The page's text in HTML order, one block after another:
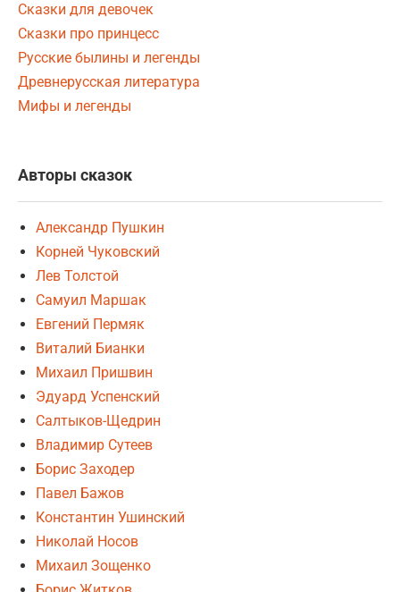
Сказки для девочек
Сказки про принцесс
Русские былины и легенды
Древнерусская литература
Мифы и легенды
Авторы сказок
Александр Пушкин
Корней Чуковский
Лев Толстой
Самуил Маршак
Евгений Пермяк
Виталий Бианки
Михаил Пришвин
Эдуард Успенский
Салтыков-Щедрин
Владимир Сутеев
Борис Заходер
Павел Бажов
Константин Ушинский
Николай Носов
Михаил Зощенко